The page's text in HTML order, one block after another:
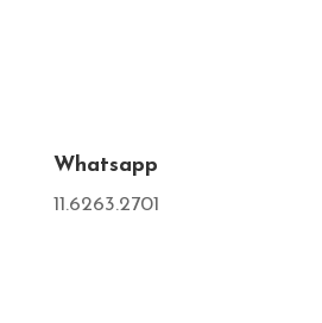
Whatsapp
11.6263.2701